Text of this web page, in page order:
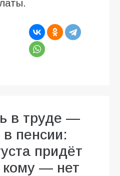
в труде —
пенсии:
придёт
кому — нет